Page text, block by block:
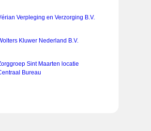
Verpleging en Verzorging B.V.
Kluwer Nederland B.V.
Sint Maarten locatie
Bureau